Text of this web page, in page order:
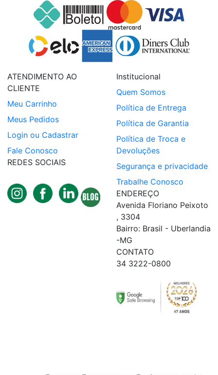
ATENDIMENTO AO
CLIENTE
Meu Carrinho
Meus Pedidos
Login ou Cadastrar
Fale Conosco
REDES SOCIAIS
Institucional
Quem Somos
Política de Entrega
Política de Garantia
Política de Troca e
Devoluções
Segurança e privacidade
Trabalhe Conosco
ENDEREÇO
Avenida Floriano Peixoto
, 3304
Bairro: Brasil - Uberlandia
-MG
CONTATO
34 3222-0800